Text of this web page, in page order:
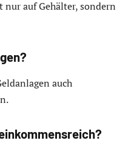
auf Gehälter, sondern
auch